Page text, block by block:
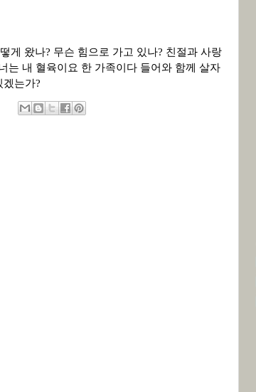
게 왔나? 무슨 힘으로 가고 있나? 친절과 사랑
는 내 혈육이요 한 가족이다 들어와 함께 살자
겠는가?